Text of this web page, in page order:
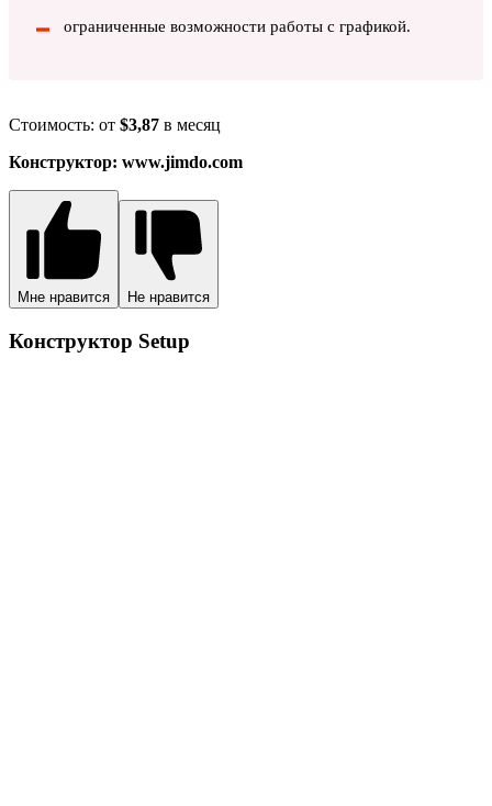
ограниченные возможности работы с графикой.
Стоимость: от $3,87 в месяц
Конструктор: www.jimdo.com
Мне нравится Не нравится
Конструктор Setup